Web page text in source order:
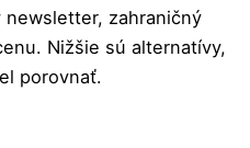
zahraničný
Nižšie sú alternatívy,
porovnať.